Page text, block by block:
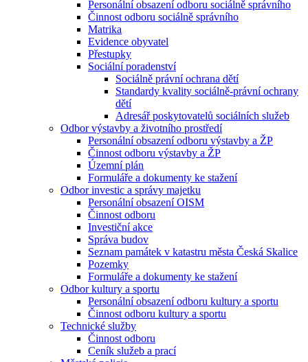
Personální obsazení odboru sociálně správního
Činnost odboru sociálně správního
Matrika
Evidence obyvatel
Přestupky
Sociální poradenství
Sociálně právní ochrana dětí
Standardy kvality sociálně-právní ochrany
dětí
Adresář poskytovatelů sociálních služeb
Odbor výstavby a životního prostředí
Personální obsazení odboru výstavby a ŽP
Činnost odboru výstavby a ŽP
Územní plán
Formuláře a dokumenty ke stažení
Odbor investic a správy majetku
Personální obsazení OISM
Činnost odboru
Investiční akce
Správa budov
Seznam památek v katastru města Česká Skalice
Pozemky
Formuláře a dokumenty ke stažení
Odbor kultury a sportu
Personální obsazení odboru kultury a sportu
Činnost odboru kultury a sportu
Technické služby
Činnost odboru
Ceník služeb a prací